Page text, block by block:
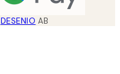
DESENIO AB